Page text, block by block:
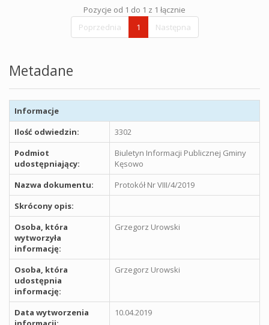
Pozycje od 1 do 1 z 1 łącznie
Poprzednia
1 Następna
Metadane
Informacje
Ilość odwiedzin:
3302
Podmiot
udostępniający:
Biuletyn Informacji Publicznej Gminy
Kęsowo
Nazwa dokumentu:
Protokół Nr VIII/4/2019
Skrócony opis:
Osoba, która
wytworzyła
informację:
Grzegorz Urowski
Osoba, która
udostępnia
informację:
Grzegorz Urowski
Data wytworzenia
10.04.2019